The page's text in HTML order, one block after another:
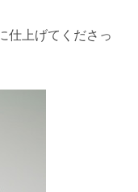
仕上げてくださっ